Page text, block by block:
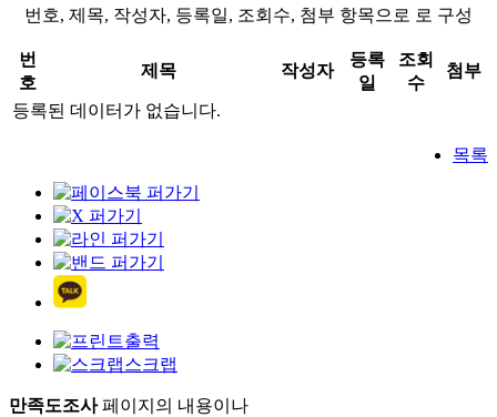
번호, 제목, 작성자, 등록일, 조회수, 첨부 항목으로 로 구성
번
호
제목 작성자
등록
일
조회
수
첨부
등록된 데이터가 없습니다.
목록
출력
스크랩
만족도조사페이지의 내용이나